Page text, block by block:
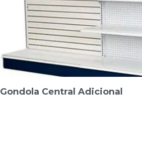
Gondola Central Adicional